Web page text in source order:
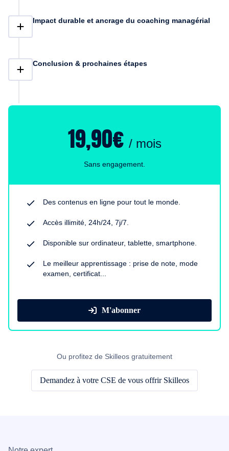
Impact durable et ancrage du coaching managérial
Conclusion & prochaines étapes
19,90€ / mois
Sans engagement.
Des contenus en ligne pour tout le monde.
Accès illimité, 24h/24, 7j/7.
Disponible sur ordinateur, tablette, smartphone.
Le meilleur apprentissage : prise de note, mode
examen, certificat...
M'abonner
Ou profitez de Skilleos gratuitement
Demandez à votre CSE de vous offrir Skilleos